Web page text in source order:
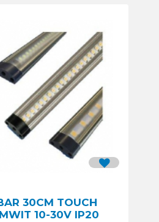
30CM TOUCH
10-30V IP20